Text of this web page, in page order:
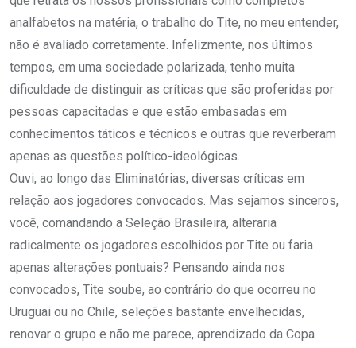
analfabetos na matéria, o trabalho do Tite, no meu entender,
não é avaliado corretamente. Infelizmente, nos últimos
tempos, em uma sociedade polarizada, tenho muita
dificuldade de distinguir as críticas que são proferidas por
pessoas capacitadas e que estão embasadas em
conhecimentos táticos e técnicos e outras que reverberam
apenas as questões político-ideológicas.
Ouvi, ao longo das Eliminatórias, diversas críticas em
relação aos jogadores convocados. Mas sejamos sinceros,
você, comandando a Seleção Brasileira, alteraria
radicalmente os jogadores escolhidos por Tite ou faria
apenas alterações pontuais? Pensando ainda nos
convocados, Tite soube, ao contrário do que ocorreu no
Uruguai ou no Chile, seleções bastante envelhecidas,
renovar o grupo e não me parece, aprendizado da Copa